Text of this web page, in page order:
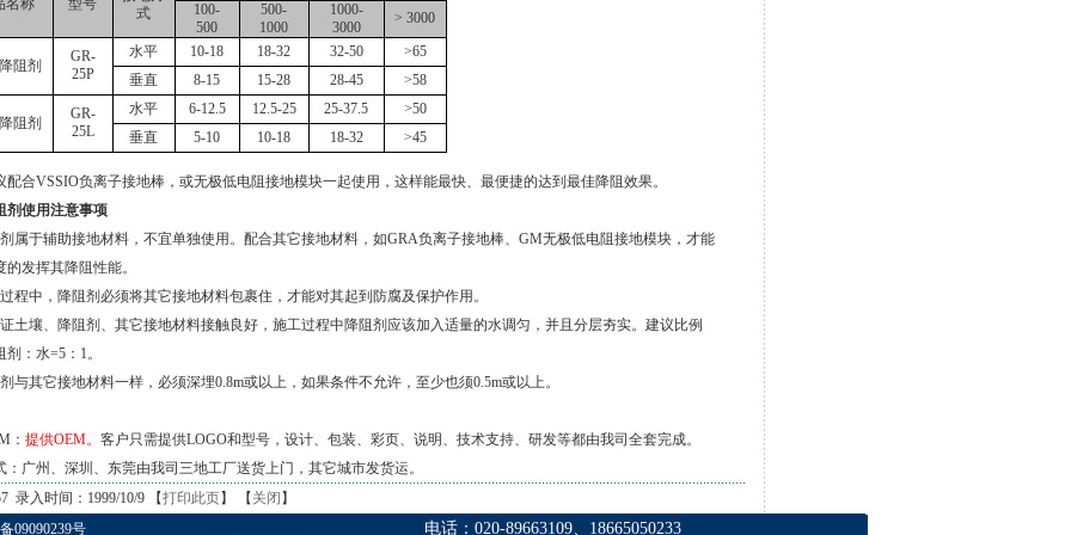
名称 型号
式
100-
500
500-
1000
1000-
3000
> 3000
阻剂
GR-
25P
水平 10-18 18-32 32-50
>65
垂直
8-15 15-28 28-45 >58
阻剂
GR-
25L
水平 6-12.5 12.5-25 25-37.5
>50
垂直
5-10 10-18 18-32 >45
配合VSSIO负离子接地棒，或无极低电阻接地模块一起使用，这样能最快、最便捷的达到最佳降阻效果。
剂使用注意事项
属于辅助接地材料，不宜单独使用。配合其它接地材料，如GRA负离子接地棒、 GM无极低电阻接地模块，才能
的发挥其降阻性能。
程中，降阻剂必须将其它接地材料包裹住，才能对其起到防腐及保护作用。
土壤、降阻剂、其它接地材料接触良好，施工过程中降阻剂应该加入适量的水调匀，并且分层夯实。建议比例
剂：水=5 ： 1。
与其它接地材料一样，必须深埋0.8m或以上，如果条件不允许，至少也须0.5m或以上。
： 提供OEM。 客户只需提供LOGO和型号，设计、包装、彩页、说明、技术支持、研发等都由我司全套完成。
：广州、深圳、东莞由我司三地工厂送货上门，其它城市发货运。
录入时间：1999/10/9 【打印此页】 【 关闭 】
09090239号
电话：020-89663109、18665050233